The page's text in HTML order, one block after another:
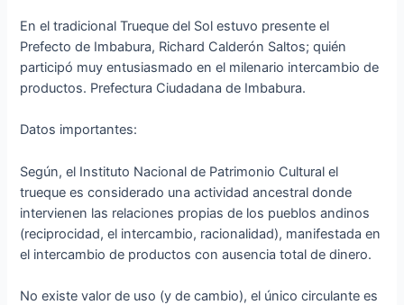
En el tradicional Trueque del Sol estuvo presente el
Prefecto de Imbabura, Richard Calderón Saltos; quién
participó muy entusiasmado en el milenario intercambio de
productos. Prefectura Ciudadana de Imbabura.
Datos importantes:
Según, el Instituto Nacional de Patrimonio Cultural el
trueque es considerado una actividad ancestral donde
intervienen las relaciones propias de los pueblos andinos
(reciprocidad, el intercambio, racionalidad), manifestada en
el intercambio de productos con ausencia total de dinero.
No existe valor de uso (y de cambio), el único circulante es